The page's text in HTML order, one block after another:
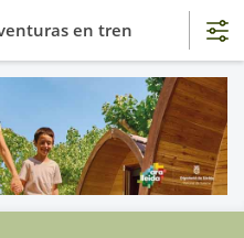
en tren